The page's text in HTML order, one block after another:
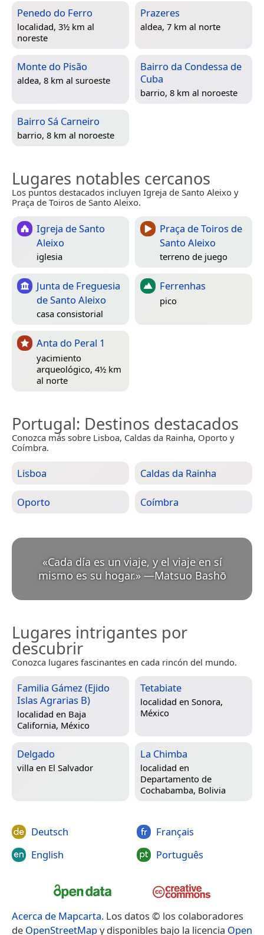
Penedo do Ferro
localidad, 3½ km al
noreste
Prazeres
aldea, 7 km al norte
Monte do Pisão
aldea, 8 km al suroeste
Bairro da Condessa de
Cuba
barrio, 8 km al noroeste
Bairro Sá Carneiro
barrio, 8 km al noroeste
Lugares notables cercanos
Los puntos destacados incluyen Igreja de Santo Aleixo y
Praça de Toiros de Santo Aleixo.
Igreja de Santo
Aleixo
iglesia
Praça de Toiros de
Santo Aleixo
terreno de juego
Junta de Freguesia
de Santo Aleixo
casa consistorial
Ferrenhas
pico
Anta do Peral 1
yacimiento
arqueológico, 4½ km
al norte
Portugal: Destinos destacados
Conozca más sobre Lisboa, Caldas da Rainha, Oporto y
Coímbra.
Lisboa Caldas da Rainha
Oporto Coímbra
«Cada día es un viaje, y el viaje en sí
mismo es su hogar.» —Matsuo Bashō
Lugares intrigantes por
descubrir
Conozca lugares fascinantes en cada rincón del mundo.
Familia Gámez (Ejido
Islas Agrarias B)
localidad en Baja
California, México
Tetabiate
localidad en Sonora,
México
Delgado
villa en El Salvador
La Chimba
localidad en
Departamento de
Cochabamba, Bolivia
Deutsch
English
Français
Português
Acerca de Mapcarta. Los datos © los colaboradores
de OpenStreetMapy disponibles bajo la licencia Open